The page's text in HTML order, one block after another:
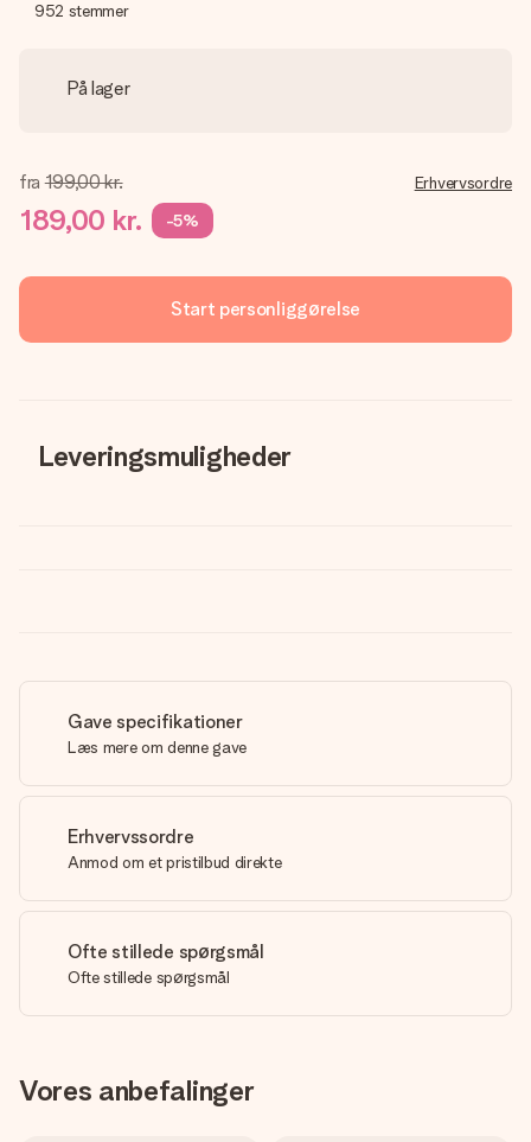
952 stemmer
På lager
fra 199,00 kr.
189,00 kr. -5%
Erhvervsordre
Start personliggørelse
Leveringsmuligheder
Gave specifikationer
Læs mere om denne gave
Erhvervssordre
Anmod om et pristilbud direkte
Ofte stillede spørgsmål
Ofte stillede spørgsmål
Vores anbefalinger